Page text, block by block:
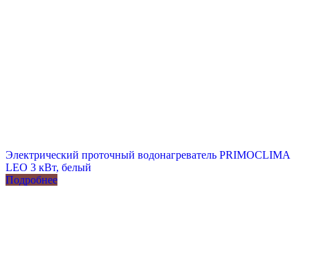
Электрический проточный водонагреватель PRIMOCLIMA
LEO 3 кВт, белый
Подробнее